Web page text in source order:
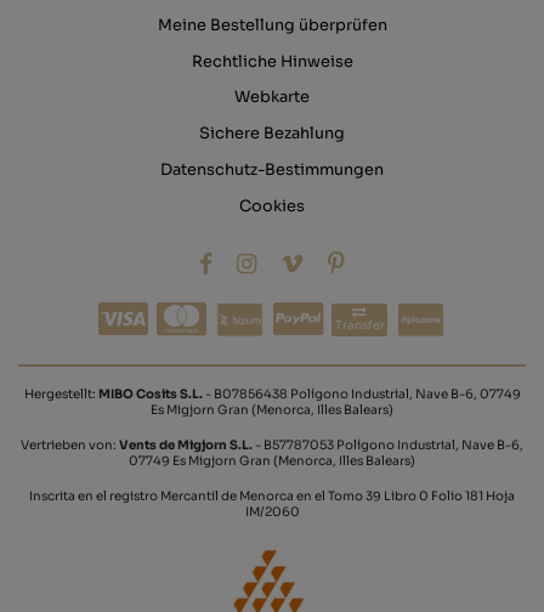
Meine Bestellung überprüfen
Rechtliche Hinweise
Webkarte
Sichere Bezahlung
Datenschutz-Bestimmungen
Cookies
Transfer
Hergestellt: MIBO Cosits S.L.- B07856438 Polígono Industrial, Nave B-6, 07749
Es Migjorn Gran (Menorca, Illes Balears)
Vertrieben von: Vents de Migjorn S.L. - B57787053 Polígono Industrial, Nave B-6,
07749 Es Migjorn Gran (Menorca, Illes Balears)
Inscrita en el registro Mercantil de Menorca en el Tomo 39 Libro 0 Folio 181 Hoja
IM/2060